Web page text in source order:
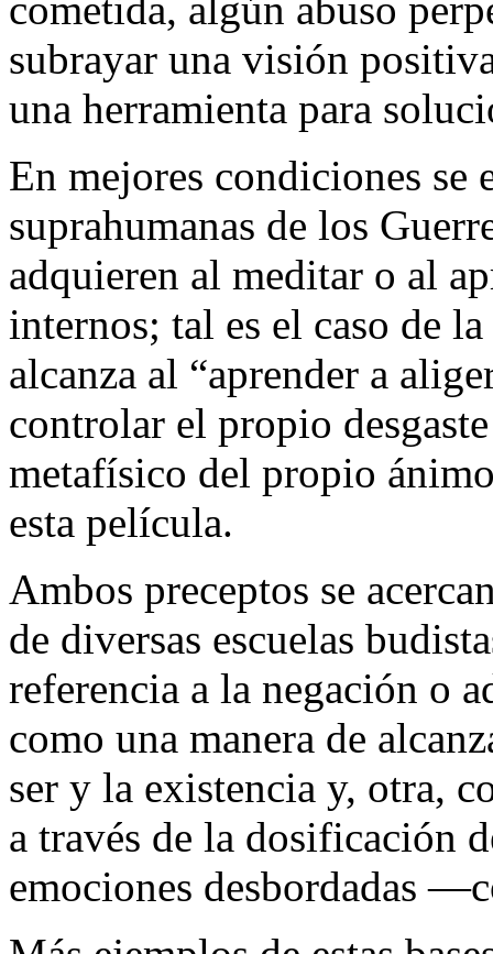
subrayar una visión
una herramienta para
En mejores condiciones se
suprahumanas de los
adquieren al meditar o al
internos; tal es el caso de
alcanza al “aprender a
controlar el propio
metafísico del propio
esta película.
Ambos preceptos se
de diversas escuelas
referencia a la negación o
como una manera de
ser y la existencia y, otra,
a través de la dosificación
emociones desbordadas